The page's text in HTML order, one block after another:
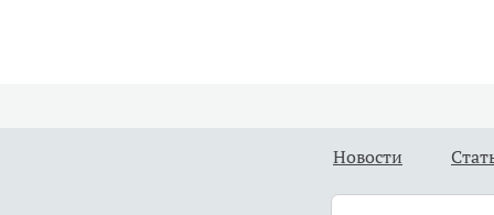
Новости